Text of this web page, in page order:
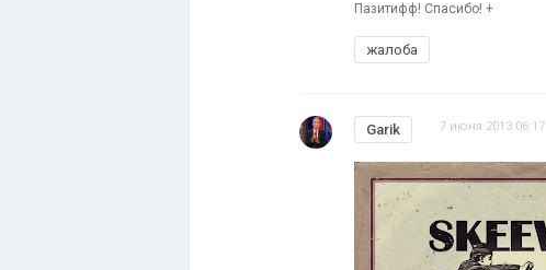
Пазитифф! Спасибо! +
жалоба
Garik 7 июня 2013 06:17